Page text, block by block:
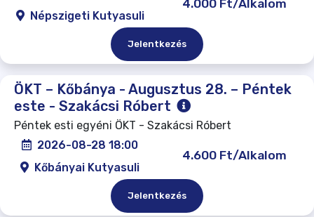
Népszigeti Kutyasuli
4.000 Ft/Alkalom
Jelentkezés
ÖKT – Kőbánya - Augusztus 28. – Péntek
este - Szakácsi Róbert
Péntek esti egyéni ÖKT - Szakácsi Róbert
2026-08-28 18:00
Kőbányai Kutyasuli
4.600 Ft/Alkalom
Jelentkezés